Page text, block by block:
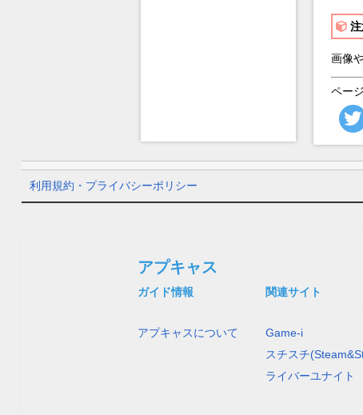
画像
ペー
利用規約・プライバシーポリシー
アプキャス
ガイド情報
アプキャスについて
関連サイト
Game-i
スチスチ
ライバーユナイト